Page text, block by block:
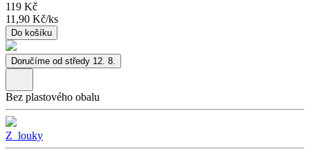
119 Kč
11,90 Kč/ks
Do košíku
Doručíme od středy 12. 8.
Bez plastového obalu
Z_louky